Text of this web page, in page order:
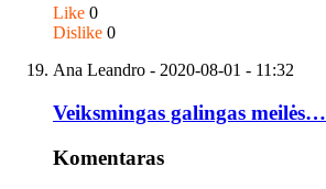
Like 0
Dislike 0
Ana Leandro - 2020-08-01 - 11:32
Veiksmingas galingas meilės…
Komentaras